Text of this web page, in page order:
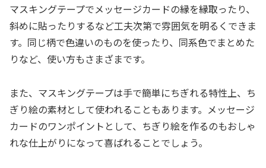
マスキングテープでメッセージカードの縁を縁取ったり、
斜めに貼ったりするなど工夫次第で雰囲気を明るくできま
す。同じ柄で色違いのものを使ったり、同系色でまとめた
りなど、使い方もさまざまです。
また、マスキングテープは手で簡単にちぎれる特性上、ち
ぎり絵の素材として使われることもあります。メッセージ
カードのワンポイントとして、ちぎり絵を作るのもおしゃ
れな仕上がりになって喜ばれることでしょう。